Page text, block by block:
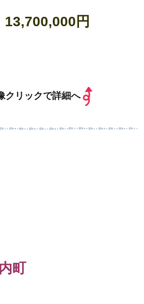
円
クリックで詳細へ
町